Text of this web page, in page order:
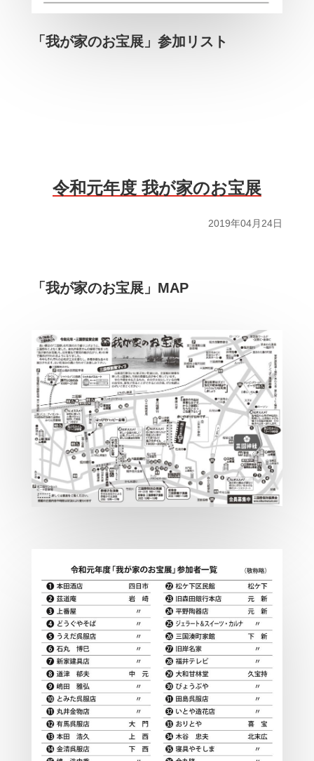
「我が家のお宝展」参加リスト
令和元年度 我が家のお宝展
2019年04月24日
「我が家のお宝展」MAP